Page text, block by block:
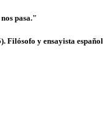
pasa."
Filósofo y ensayista español